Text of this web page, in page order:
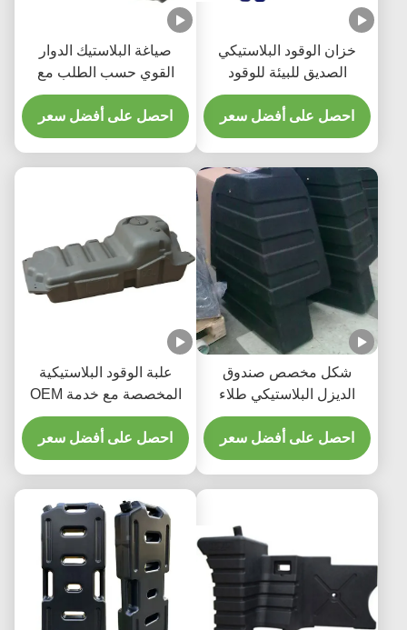
خزان الوقود البلاستيكي
الصديق للبيئة للوقود
المستدام والمسؤول
احصل على أفضل سعر
صياغة البلاستيك الدوار
القوي حسب الطلب مع
قدرات OEM Rotomolding
احصل على أفضل سعر
شكل مخصص صندوق
الديزل البلاستيكي طلاء
الطلاء الروتوبلاستيكي
الصديق للبيئة
احصل على أفضل سعر
علبة الوقود البلاستيكية
المخصصة مع خدمة OEM
احصل على أفضل سعر